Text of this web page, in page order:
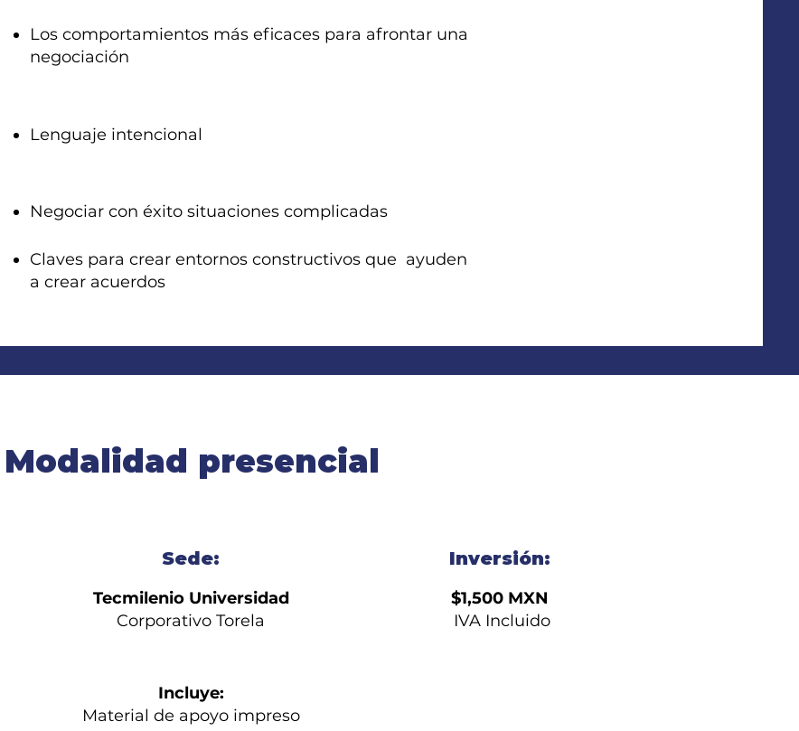
Los comportamientos más eficaces para afrontar una
negociación
Lenguaje intencional
Negociar con éxito situaciones complicadas
Claves para crear entornos constructivos que ayuden
a crear acuerdos
Modalidad presencial
Sede:
Tecmilenio Universidad
Corporativo Torela
Inversión:
$1,500 MXN
IVA Incluido
Incluye:
Material de apoyo impreso